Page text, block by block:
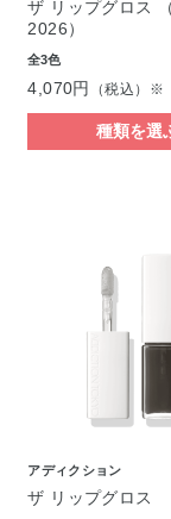
ザ リップグロス
2026）
全3色
4,070円 （税込）※
種類を選
アディクション
ザ リップグロス